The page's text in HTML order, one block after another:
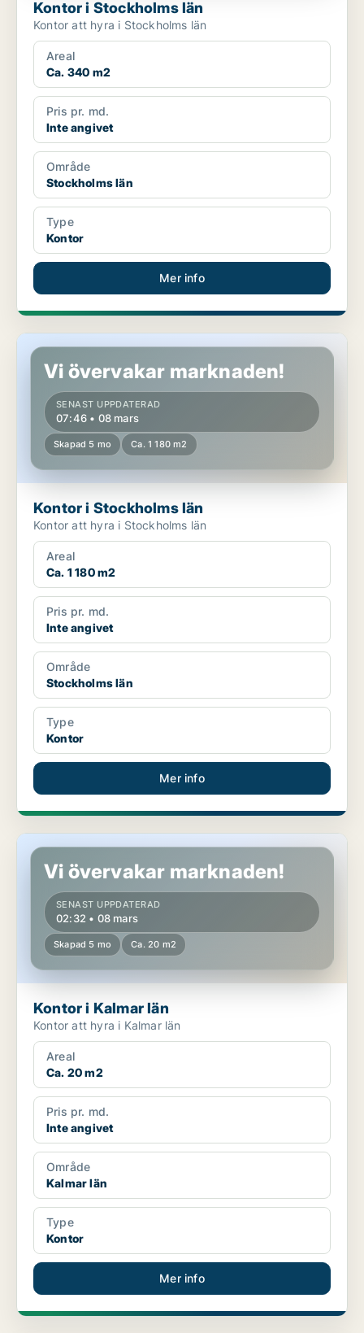
Kontor i Stockholms län
Kontor att hyra i Stockholms län
Areal
Ca. 340 m2
Pris pr. md.
Inte angivet
Område
Stockholms län
Type
Kontor
Mer info
Kontor i Stockholms län
Vi övervakar marknaden!
SENAST UPPDATERAD
07:46 • 08 mars
Skapad 5 mo Ca. 1 180 m2
Kontor i Stockholms län
Kontor att hyra i Stockholms län
Areal
Ca. 1 180 m2
Pris pr. md.
Inte angivet
Område
Stockholms län
Type
Kontor
Mer info
Kontor i Kalmar län
Vi övervakar marknaden!
SENAST UPPDATERAD
02:32 • 08 mars
Skapad 5 mo Ca. 20 m2
Kontor i Kalmar län
Kontor att hyra i Kalmar län
Areal
Ca. 20 m2
Pris pr. md.
Inte angivet
Område
Kalmar län
Type
Kontor
Mer info